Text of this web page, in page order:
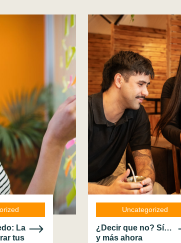
La
tus
Uncategorized
¿Decir que no? Sí…
y más ahora